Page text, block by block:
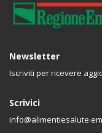
Newsletter
Iscriviti per ricevere
Scrivici